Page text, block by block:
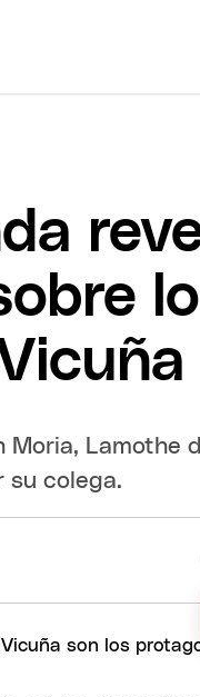
Moria, Lamothe
su colega.